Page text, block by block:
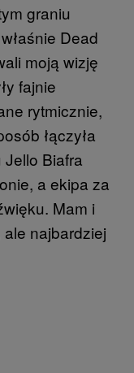
graniu
Dead
moją wizję
fajnie
rytmicznie,
łączyła
Biafra
a ekipa za
Mam i
ale najbardziej